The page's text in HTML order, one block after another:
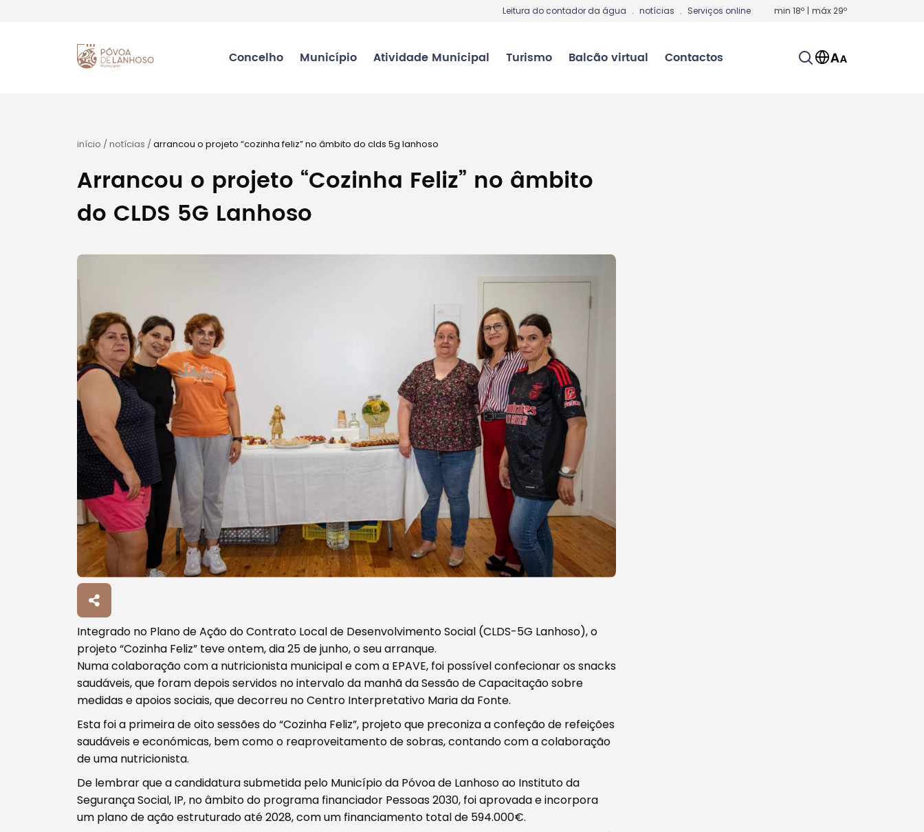
Leitura do contador da água . notícias . Serviços online min 18º | máx29º
Concelho Município Atividade Municipal Turismo Balcão virtual Contactos
Tipo de conteúdo
Filtros
início /notícias /arrancou o projeto “cozinha feliz” no âmbito do clds 5g lanhoso
Arrancou o projeto “Cozinha Feliz” no âmbito
do CLDS 5G Lanhoso
Integrado no Plano de Ação do Contrato Local de Desenvolvimento Social (CLDS-5G Lanhoso), o
projeto “Cozinha Feliz” teve ontem, dia 25 de junho, o seu arranque.
Numa colaboração com a nutricionista municipal e com a EPAVE, foi possível confecionar os snacks
saudáveis, que foram depois servidos no intervalo da manhã da Sessão de Capacitação sobre
medidas e apoios sociais, que decorreu no Centro Interpretativo Maria da Fonte.
Esta foi a primeira de oito sessões do “Cozinha Feliz”, projeto que preconiza a confeção de refeições
saudáveis e económicas, bem como o reaproveitamento de sobras, contando com a colaboração
de uma nutricionista.
De lembrar que a candidatura submetida pelo Município da Póvoa de Lanhoso ao Instituto da
Segurança Social, IP, no âmbito do programa financiador Pessoas 2030, foi aprovada e incorpora
um plano de ação estruturado até 2028, com um financiamento total de 594.000€.